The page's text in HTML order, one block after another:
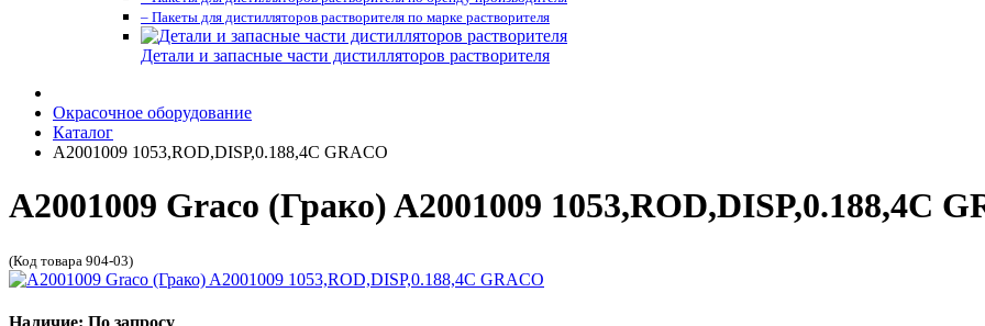
– Пакеты для дистилляторов растворителя по марке растворителя
Детали и запасные части дистилляторов растворителя
Окрасочное оборудование
Каталог
A2001009 1053,ROD,DISP,0.188,4C GRACO
A2001009 Graco (Грако) A2001009 1053,ROD,DISP,0.188,4C
(Код товара 904-03)